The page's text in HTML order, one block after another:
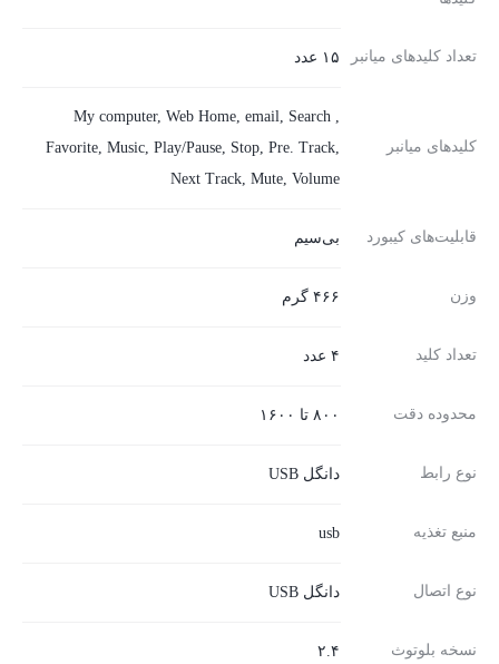
تعداد کلیدهای میانبر ۱۵ عدد
کلیدهای میانبر
My computer, Web Home, email, Search ,
Favorite, Music, Play/Pause, Stop, Pre. Track,
Next Track, Mute, Volume
قابلیت‌های کیبورد بی‌سیم
وزن ۴۶۶ گرم
تعداد کلید ۴ عدد
محدوده دقت ۸۰۰ تا ۱۶۰۰
نوع رابط دانگل USB
منبع تغذیه usb
نوع اتصال دانگل USB
نسخه بلوتوث ۲.۴